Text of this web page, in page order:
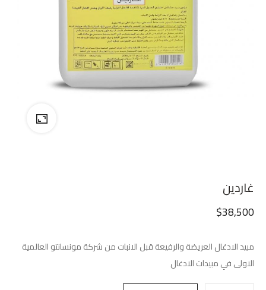
غاردين
$38,500
مبيد الادغال العريضة والرفيعة قبل الانبات من شركة مونسانتو العالمية
الاولى في مبيدات الادغال